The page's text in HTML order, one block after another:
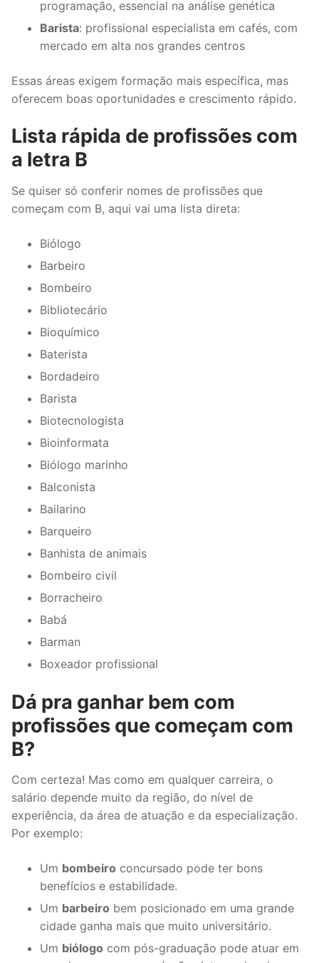
programação, essencial na análise genética
Barista: profissional especialista em cafés, com
mercado em alta nos grandes centros
Essas áreas exigem formação mais específica, mas
oferecem boas oportunidades e crescimento rápido.
Lista rápida de profissões com
a letra B
Se quiser só conferir nomes de profissões que
começam com B, aqui vai uma lista direta:
Biólogo
Barbeiro
Bombeiro
Bibliotecário
Bioquímico
Baterista
Bordadeiro
Barista
Biotecnologista
Bioinformata
Biólogo marinho
Balconista
Bailarino
Barqueiro
Banhista de animais
Bombeiro civil
Borracheiro
Babá
Barman
Boxeador profissional
Dá pra ganhar bem com
profissões que começam com
B?
Com certeza! Mas como em qualquer carreira, o
salário depende muito da região, do nível de
experiência, da área de atuação e da especialização.
Por exemplo:
Um bombeiro concursado pode ter bons
benefícios e estabilidade.
Um barbeiro bem posicionado em uma grande
cidade ganha mais que muito universitário.
Um biólogo com pós-graduação pode atuar em